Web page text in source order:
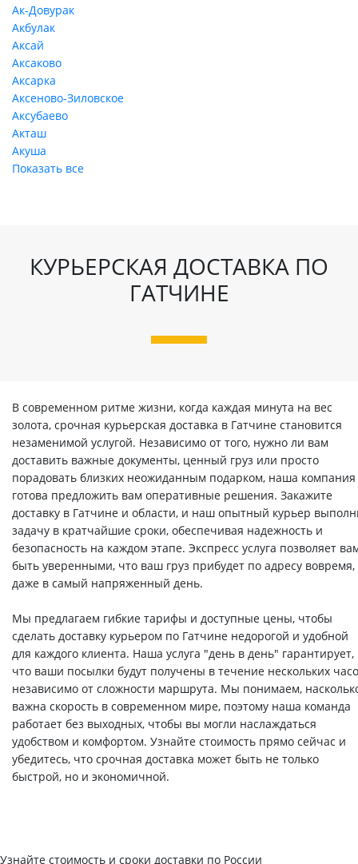
Ак-Довурак
Акбулак
Аксай
Аксаково
Аксарка
Аксеново-Зиловское
Аксубаево
Акташ
Акуша
Показать все
КУРЬЕРСКАЯ ДОСТАВКА ПО
ГАТЧИНЕ
В современном ритме жизни, когда каждая минута на вес
золота, срочная курьерская доставка в Гатчине становится
незаменимой услугой. Независимо от того, нужно ли вам
доставить важные документы, ценный груз или просто
порадовать близких неожиданным подарком, наша компания
готова предложить вам оперативные решения. Закажите
доставку в Гатчине и области, и наш опытный курьер
задачу в кратчайшие сроки, обеспечивая надежность и
безопасность на каждом этапе. Экспресс услуга позволяет
быть уверенными, что ваш груз прибудет по адресу вовремя,
даже в самый напряженный день.
Мы предлагаем гибкие тарифы и доступные цены, чтобы
сделать доставку курьером по Гатчине недорогой и удобной
для каждого клиента. Наша услуга "день в день" гарантирует,
что ваши посылки будут получены в течение нескольких
независимо от сложности маршрута. Мы понимаем,
важна скорость в современном мире, поэтому наша команда
работает без выходных, чтобы вы могли наслаждаться
удобством и комфортом. Узнайте стоимость прямо сейчас и
убедитесь, что срочная доставка может быть не только
быстрой, но и экономичной.
Узнайте стоимость и сроки доставки по России